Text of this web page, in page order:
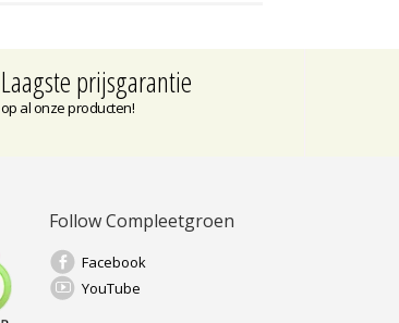
Laagste prijsgarantie
op al onze producten!
Follow Compleetgroen
Facebook
YouTube